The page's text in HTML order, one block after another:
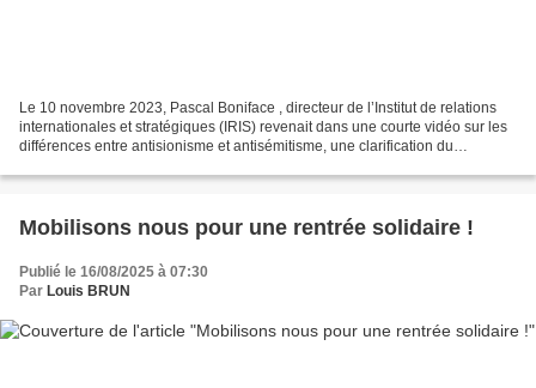
Le 10 novembre 2023, Pascal Boniface , directeur de l’Institut de relations
internationales et stratégiques (IRIS) revenait dans une courte vidéo sur les
différences entre antisionisme et antisémitisme, une clarification du
Mobilisons nous pour une rentrée solidaire !
Publié le 16/08/2025 à 07:30
Par Louis BRUN